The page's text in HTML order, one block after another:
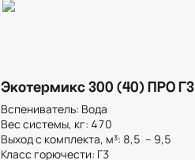
Экотермикс 300 (40) ПРО Г3
Вспениватель: Вода
Вес системы, кг: 470
Выход с комплекта, м³: 8,5  – 9,5
Класс горючести: Г3